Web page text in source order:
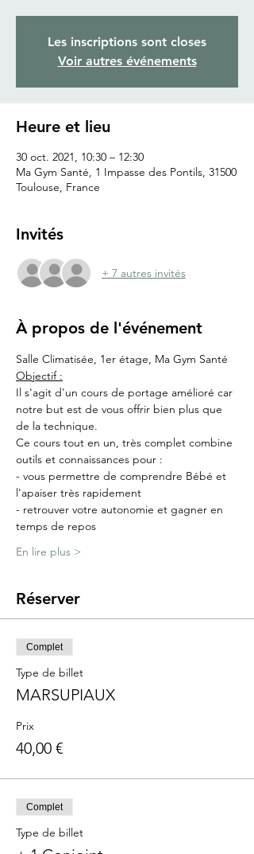
Les inscriptions sont closes
Voir autres événements
Heure et lieu
30 oct. 2021, 10:30 – 12:30
Ma Gym Santé, 1 Impasse des Pontils, 31500
Toulouse, France
Invités
+ 7 autres invités
À propos de l'événement
Salle Climatisée, 1er étage, Ma Gym Santé
Objectif :
Il s'agit d'un cours de portage amélioré car
notre but est de vous offrir bien plus que
de la technique.
Ce cours tout en un, très complet combine
outils et connaissances pour :
- vous permettre de comprendre Bébé et
l'apaiser très rapidement
- retrouver votre autonomie et gagner en
temps de repos
En lire plus >
Réserver
Complet
Type de billet
MARSUPIAUX
Prix
40,00 €
Complet
Type de billet